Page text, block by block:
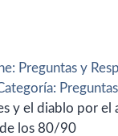
Preguntas y
Preguntas
y el diablo por el
de los 80/90